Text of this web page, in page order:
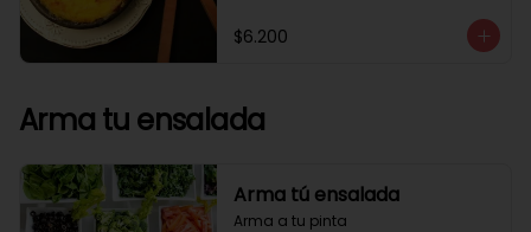
$6.200
Arma tu ensalada
Arma tú ensalada
Arma a tu pinta